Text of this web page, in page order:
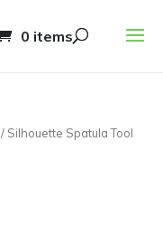
0 items
/ Silhouette Spatula Tool